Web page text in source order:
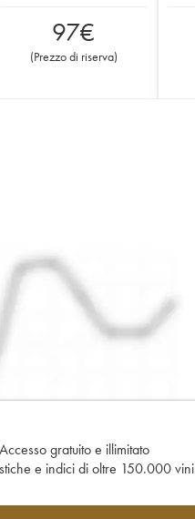
97€
(Prezzo di riserva)
Accesso gratuito e illimitato
e indici di oltre 150.000 vini